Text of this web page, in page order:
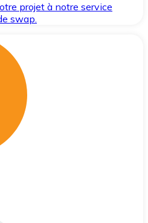
projet à notre service
swap.